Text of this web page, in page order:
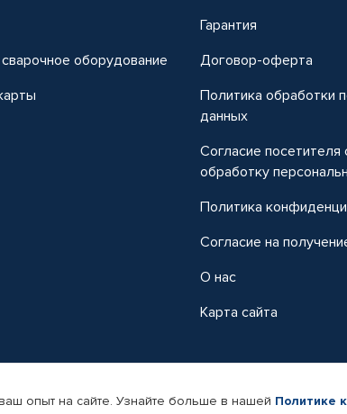
оборудование
Гарантия
Договор-оферта
Политика обработки
данных
Согласие посетителя
обработку
Политика
Согласие на
О нас
Карта сайта
автомобильных товаров Автопрофи.
опыт на сайте. Узнайте больше в нашей Политике